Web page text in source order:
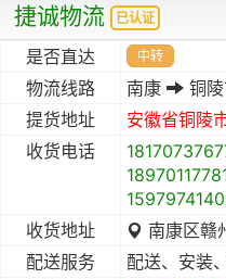
捷诚物流 已认证
是否直达 中转
物流线路 南康
铜
提货地址
安徽省铜陵
收货电话
收货地址
南康区赣
配送服务
配送、安装